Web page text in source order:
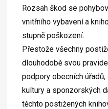
Rozsah škod se
vnitřního vybavení a
stupně poškození.
Přestože všechny
dlouhodobě svou
podpory obecních
kultury a sponzorských
těchto postižených